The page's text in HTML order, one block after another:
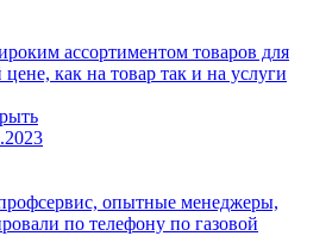
ассортиментом товаров для
как на товар так и на услуги
опытные менеджеры,
по телефону по газовой